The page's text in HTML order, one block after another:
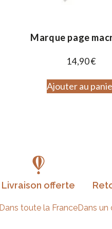
Marque page
14,90€
Ajouter au
Livraison offerte
Dans toute la FranceDans un